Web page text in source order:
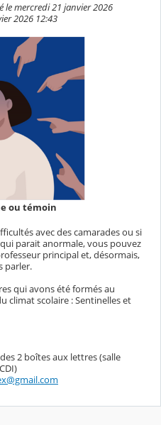
mercredi 21 janvier 2026
2026 12:43
ou témoin
avec des camarades ou si
parait anormale, vous pouvez
principal et, désormais,
parler.
qui avons été formés au
climat scolaire : Sentinelles et
2 boîtes aux lettres (salle